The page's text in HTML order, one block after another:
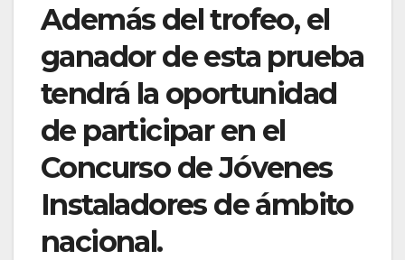
Además del trofeo, el
ganador de esta prueba
tendrá la oportunidad
de participar en el
Concurso de Jóvenes
Instaladores de ámbito
nacional.